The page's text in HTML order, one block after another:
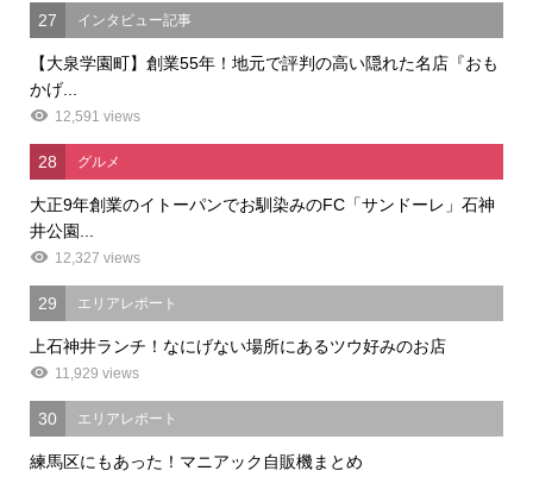
27 インタビュー記事
【大泉学園町】創業55年！地元で評判の高い隠れた名店『おも
かげ...
12,591 views
28 グルメ
大正9年創業のイトーパンでお馴染みのFC「サンドーレ」石神
井公園...
12,327 views
29 エリアレポート
上石神井ランチ！なにげない場所にあるツウ好みのお店
11,929 views
30 エリアレポート
練馬区にもあった！マニアック自販機まとめ